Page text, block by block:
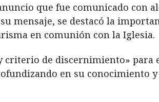
que fue comunicado con
mensaje, se destacó la
en comunión con la Iglesia.
criterio de discernimiento» para
en su conocimiento